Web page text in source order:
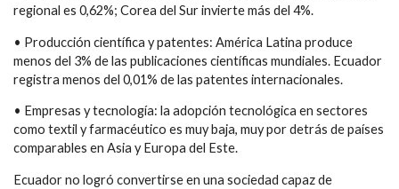
regional es 0,62%; Corea del Sur invierte más del 4%.
• Producción científica y patentes: América Latina produce
menos del 3% de las publicaciones científicas mundiales. Ecuador
registra menos del 0,01% de las patentes internacionales.
• Empresas y tecnología: la adopción tecnológica en sectores
como textil y farmacéutico es muy baja, muy por detrás de países
comparables en Asia y Europa del Este.
Ecuador no logró convertirse en una sociedad capaz de